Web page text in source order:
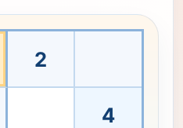
な4x4数独。子供が9x9の盤面
2
4